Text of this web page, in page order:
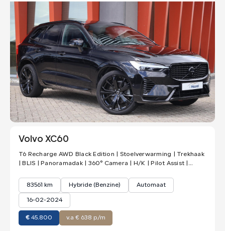
Volvo XC60
T6 Recharge AWD Black Edition | Stoelverwarming | Trekhaak
| BLIS | Panoramadak | 360° Camera | H/K | Pilot Assist |
83561 km Hybride (Benzine) Automaat
16-02-2024
€ 45.800 v.a € 638 p/m